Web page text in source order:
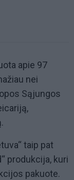
apie 97
nei
Sąjungos
taip pat
produkcija, kuri
pakuote.